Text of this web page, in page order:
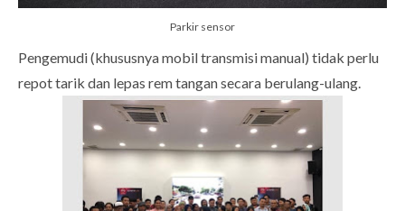
Parkir sensor
Pengemudi (khususnya mobil transmisi manual) tidak perlu
repot tarik dan lepas rem tangan secara berulang-ulang.